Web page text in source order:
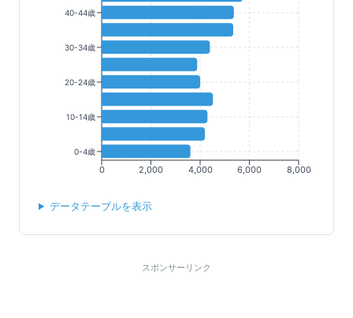
0 2,000 4,000 6,000 8,000
40-44歳
30-34歳
20-24歳
10-14歳
0-4歳
データテーブルを表示
スポンサーリンク